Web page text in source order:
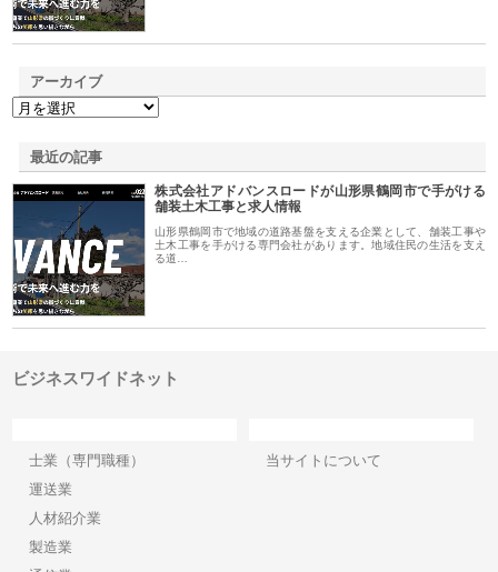
アーカイブ
最近の記事
株式会社アドバンスロードが山形県鶴岡市で手がける
舗装土木工事と求人情報
山形県鶴岡市で地域の道路基盤を支える企業として、舗装工事や
土木工事を手がける専門会社があります。地域住民の生活を支え
る道…
ビジネスワイドネット
士業（専門職種）
運送業
人材紹介業
製造業
当サイトについて